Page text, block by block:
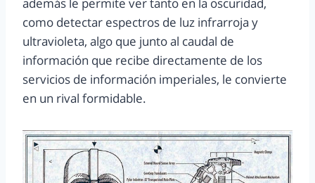
como detectar espectros de luz infrarroja y
ultravioleta, algo que junto al caudal de
información que recibe directamente de los
servicios de información imperiales, le convierte
en un rival formidable.